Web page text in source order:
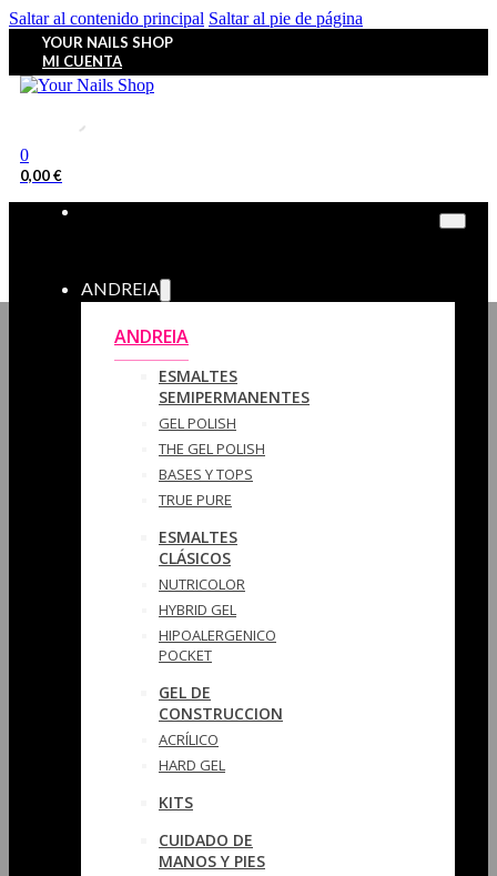
Saltar al contenido principal Saltar al pie de página
YOUR NAILS SHOP
MI CUENTA
0
0,00€
ANDREIA
ANDREIA
ESMALTES
SEMIPERMANENTES
GEL POLISH
THE GEL POLISH
BASES Y‎ TOPS
TRUE PURE
ESMALTES
CLÁSICOS
NUTRICOLOR
HYBRID GEL
HIPOALERGENICO
POCKET
GEL DE
CONSTRUCCION
ACRÍLICO
HARD GEL
KITS
CUIDADO DE
MANOS Y PIES